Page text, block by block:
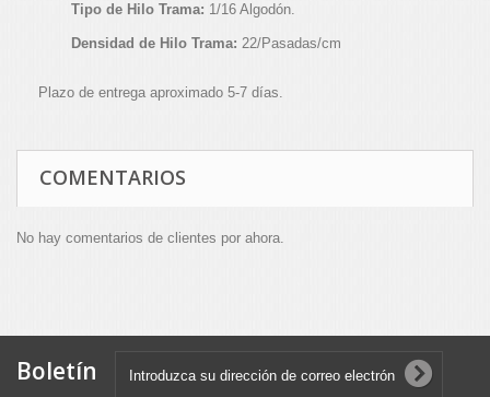
Tipo de Hilo Trama: 1/16 Algodón.
Densidad de Hilo Trama: 22/Pasadas/cm
Plazo de entrega aproximado 5-7 días.
COMENTARIOS
No hay comentarios de clientes por ahora.
Boletín